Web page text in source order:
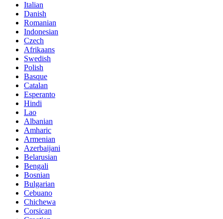
Italian
Danish
Romanian
Indonesian
Czech
Afrikaans
Swedish
Polish
Basque
Catalan
Esperanto
Hindi
Lao
Albanian
Amharic
Armenian
Azerbaijani
Belarusian
Bengali
Bosnian
Bulgarian
Cebuano
Chichewa
Corsican